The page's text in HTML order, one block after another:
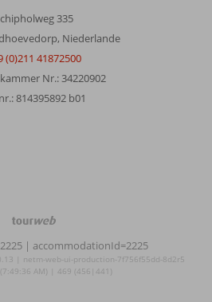
335
Niederlande
(0)211 41872500
Nr.: 34220902
814395892 b01
TourWeb
NetMatch
| accommodationId=2225
| netm-web-ui-production-7f756f55dd-8d2r5
AM) | 469 (456|441)